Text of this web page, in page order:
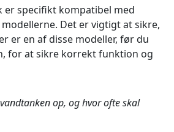
er specifikt kompatibel med
modellerne. Det er vigtigt at sikre,
er en af disse modeller, før du
for at sikre korrekt funktion og
op, og hvor ofte skal